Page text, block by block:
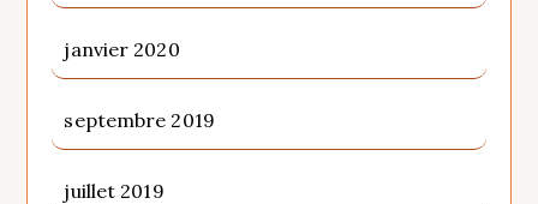
janvier 2020
septembre 2019
juillet 2019